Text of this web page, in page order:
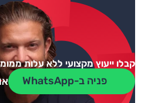
קבלו ייעוץ מקצועי ללא עלות
פניה ב-WhatsApp